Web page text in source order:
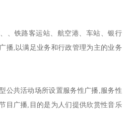
、铁路客运站、航空港、车站、银行
播,以满足业务和行政管理为主的业务
公共活动场所设置服务性广播,服务性
目广播,目的是为人们提供欣赏性音乐